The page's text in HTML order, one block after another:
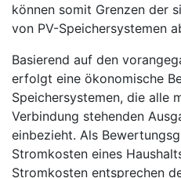
können somit Grenzen der
von PV-Speichersystemen
Basierend auf den
erfolgt eine ökonomische
Speichersystemen, die alle
Verbindung stehenden
einbezieht. Als
Stromkosten eines
Stromkosten entsprechen